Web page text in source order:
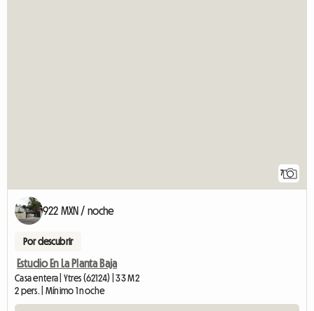
7
922 MXN / noche
Por descubrir
Estudio En La Planta Baja
Casa entera | Ytres (62124) | 33 M2
2 pers. | Mínimo 1 noche